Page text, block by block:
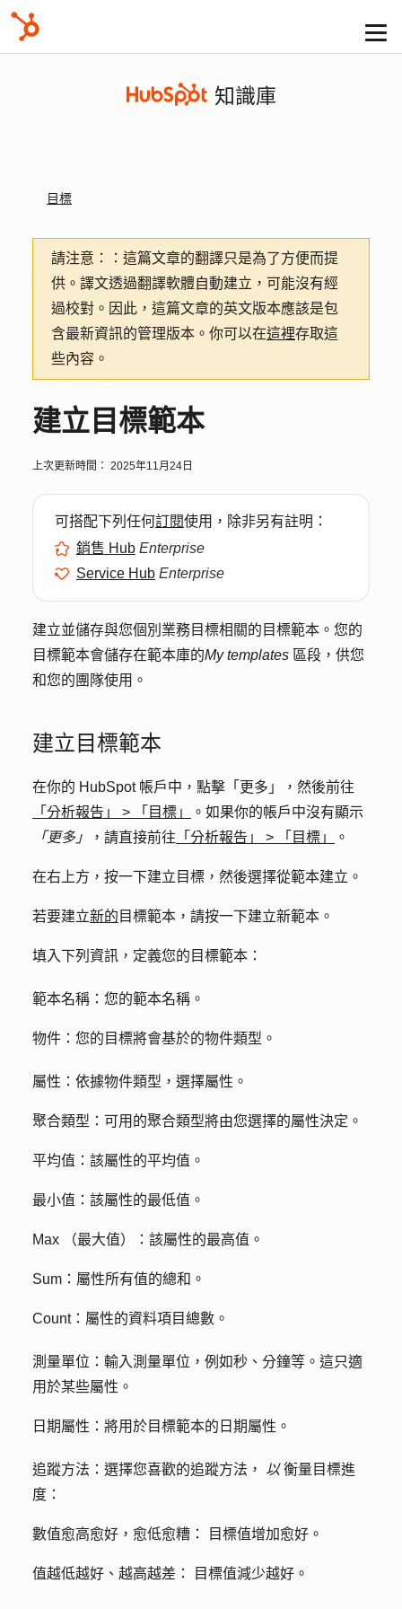
知識庫
目標
請注意：
：這篇文章的翻譯只是為了方便而提
供。譯文透過翻譯軟體自動建立，可能沒有經
過校對。因此，這篇文章的英文版本應該是包
含最新資訊的管理版本。你可以在這裡存取這
些內容。
建立目標範本
上次更新時間： 2025年11月24日
可搭配下列任何訂閱使用，除非另有註明：
銷售 Hub Enterprise
Service Hub Enterprise
建立並儲存與您個別業務目標相關的目標範本。您的
目標範本會儲存在範本庫的My templates 區段，供您
和您的團隊使用。
建立目標範本
在你的 HubSpot 帳戶中，點擊 「更多」
，然後前往
「分析報告」
> 「目標」
。如果你的帳戶中沒有顯示
「更多」
，請直接前往 「分析報告」 > 「目標」 。
在右上方，按一下建立目標 ，然後選擇從範本建立 。
若要建立新的 目標範本，請按一下建立新範本 。
填入下列資訊，定義您的目標範本：
範本名稱： 您的範本名稱。
物件： 您的目標將會基於的物件類型。
屬性： 依據物件類型，選擇屬性。
聚合類型： 可用的聚合類型將由您選擇的屬性決定。
平均值： 該屬性的平均值。
最小值： 該屬性的最低值。
Max （最大值）： 該屬性的最高值。
Sum： 屬性所有值的總和。
Count： 屬性的資料項目總數。
測量單位： 輸入測量單位，例如秒、分鐘等。這只適
用於某些屬性。
日期屬性： 將用於目標範本的日期屬性。
追蹤方法： 選擇您喜歡的追蹤方法， 以衡量目標進
度：
數值愈高愈好，愈低愈糟： 目標值增加愈好。
值越低越好、越高越差： 目標值減少越好。